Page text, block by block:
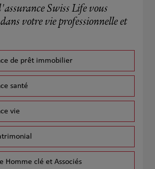
Swiss Life vous
votre vie professionnelle et
de prêt immobilier
santé
vie
Homme clé et Associés